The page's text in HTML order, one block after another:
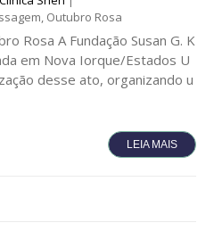
, Outubro Rosa
Rosa A Fundação Susan G. K
em Nova Iorque/Estados U
desse ato, organizando u
LEIA MAIS